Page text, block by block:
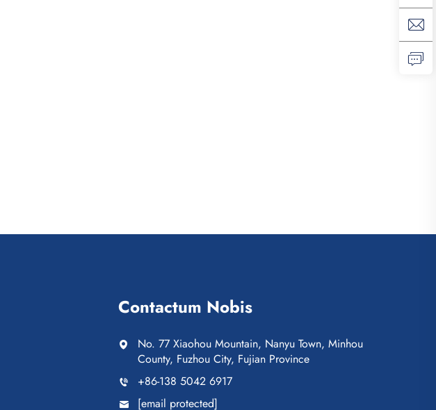
Contactum Nobis
No. 77 Xiaohou Mountain, Nanyu Town, Minhou
County, Fuzhou City, Fujian Province
+86-138 5042 6917
[email protected]